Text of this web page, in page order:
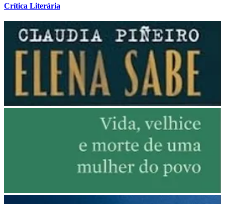
Crítica Literária